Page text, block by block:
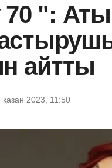
70 ":
айтты
қазан 2023, 11:50